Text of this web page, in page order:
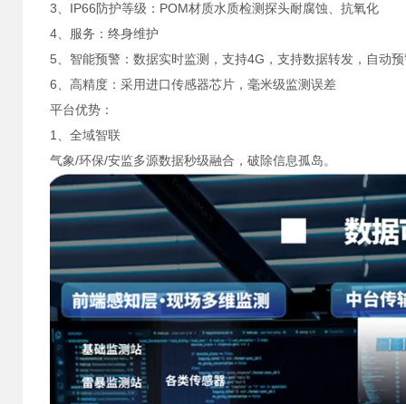
3、IP66防护等级：POM材质水质检测探头耐腐蚀、抗氧化
4、服务：终身维护
5、智能预警：数据实时监测，支持4G，支持数据转发，自动
6、高精度：采用进口传感器芯片，毫米级监测误差
平台优势：
1、全域智联
气象/环保/安监多源数据秒级融合，破除信息孤岛。